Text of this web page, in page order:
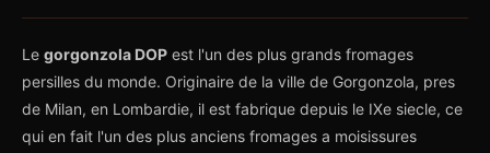
Le gorgonzola DOP est l'un des plus grands fromages
persilles du monde. Originaire de la ville de Gorgonzola, pres
de Milan, en Lombardie, il est fabrique depuis le IXe siecle, ce
qui en fait l'un des plus anciens fromages a moisissures